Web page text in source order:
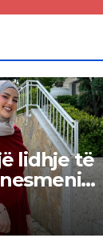
lidhje të